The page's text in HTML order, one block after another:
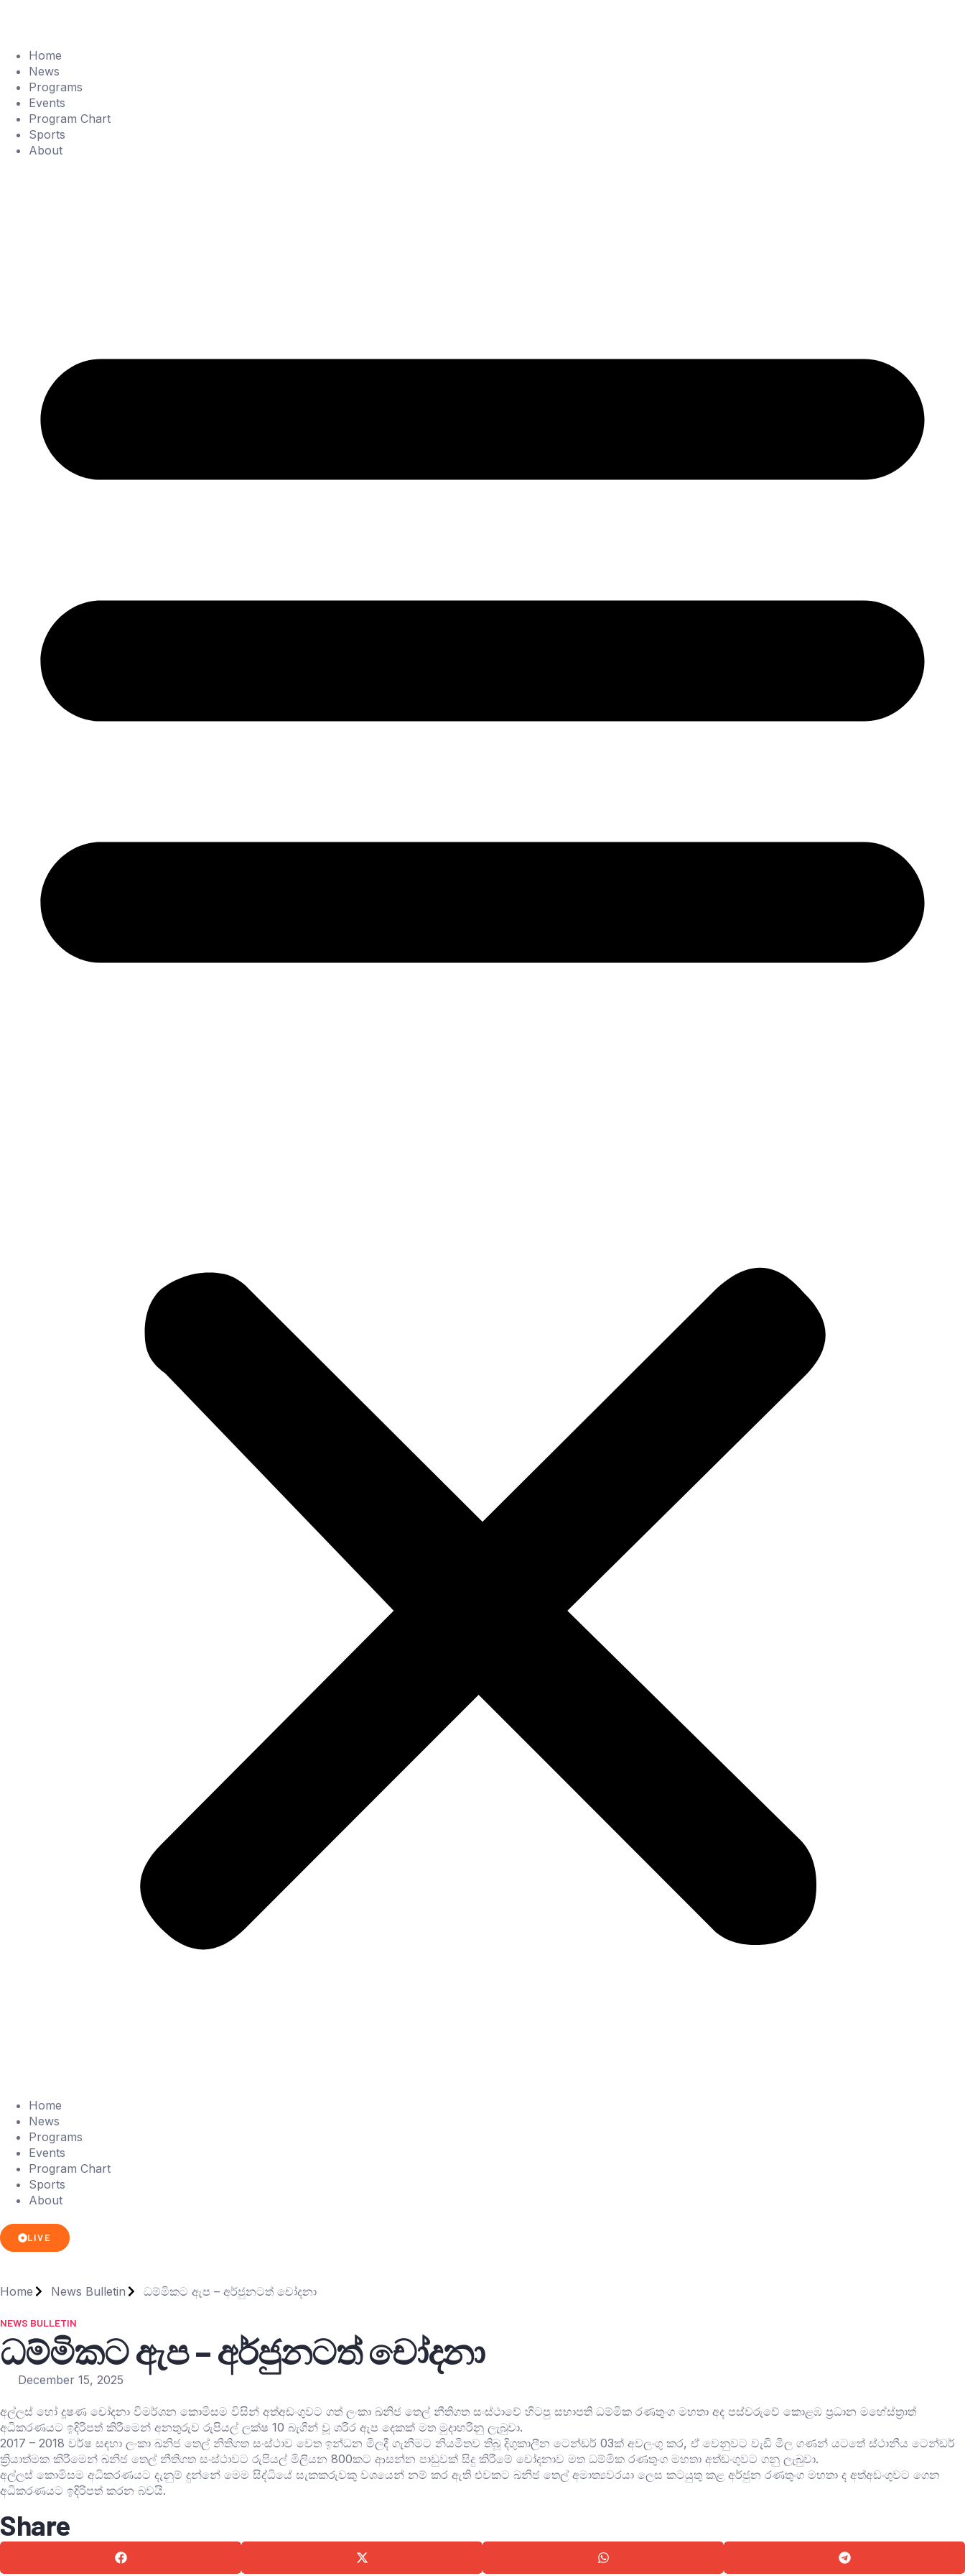
Home
News
Programs
Events
Program Chart
Sports
About
Home
News
Programs
Events
Program Chart
Sports
About
LIVE
Home News Bulletin ධම්මිකට ඇප – අර්ජුනටත් චෝදනා
NEWS BULLETIN
ධම්මිකට ඇප – අර්ජුනටත් චෝදනා
December 15, 2025
අල්ලස් හෝ දූෂණ චෝදනා විමර්ශන‌ කොමිසම විසින් අත්අඩංගුවට ගත් ලංකා ඛනිජ තෙල් නීතිගත සංස්ථාවේ හිටපු සභාපති ධම්මික රණතුංග මහතා අද පස්වරුවේ කොළඹ ප්‍රධාන මහේස්ත්‍රාත්
අධිකරණයට ඉදිරිපත් කිරීමෙන් අනතුරුව රුපියල් ලක්ෂ 10 බැගින් වූ ශරිර ඇප දෙකක් මත මුදාහරිනු ලැබුවා.
2017 – 2018 වර්ෂ සඳහා ලංකා ඛනිජ තෙල් නිතිගත සංස්ථාව වෙත ඉන්ධන මිලදී ගැනීමට නියමිතව තිබූ දිගුකාලීන ටෙන්ඩර් 03ක් අවලංගු කර, ඒ වෙනුවට වැඩි මිල ගණන් යටතේ ස්ථානීය ටෙන්ඩර්
ක්‍රියාත්මක කිරීමෙන් ඛනිජ තෙල් නීතිගත සංස්ථාවට රුපියල් මිලියන 800කට ආසන්න පාඩුවක් සිදු කිරීමේ චෝදනාව මත ධම්මික රණතුංග මහතා අත්ඩංගුවට ගනු ලැබුවා.
අල්ලස් කොමිසම අධිකරණයට දැනුම් දුන්නේ මෙම සිද්ධියේ සැකකරුවකු වශයෙන් නම් කර ඇති එවකට ඛනිජ තෙල් අමාත්‍යවරයා ලෙස කටයුතු කළ අර්ජුන රණතුංග මහතා ද අත්අඩංගුවට ගෙන
අධිකරණයට ඉදිරිපත් කරන බවයි.
Share